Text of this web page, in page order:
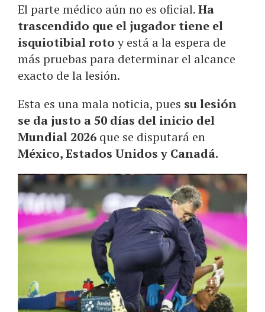
El parte médico aún no es oficial.Ha
trascendido que el jugador tiene el
isquiotibial rotoy está a la espera de
más pruebas para determinar el alcance
exacto de la lesión.
Esta es una mala noticia, pues su lesión
se da justo a 50 días del inicio del
Mundial 2026 que se disputará en
México, Estados Unidos y Canadá.